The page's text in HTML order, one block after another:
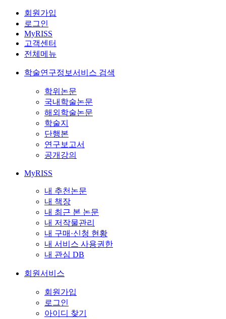
회원가입
로그인
MyRISS
고객센터
전체메뉴
학술연구정보서비스 검색
학위논문
국내학술논문
해외학술논문
학술지
단행본
연구보고서
공개강의
MyRISS
내 추천논문
내 책장
내 최근 본 논문
내 저작물관리
내 구매·신청 현황
내 서비스 사용권한
내 관심 DB
회원서비스
회원가입
로그인
아이디 찾기